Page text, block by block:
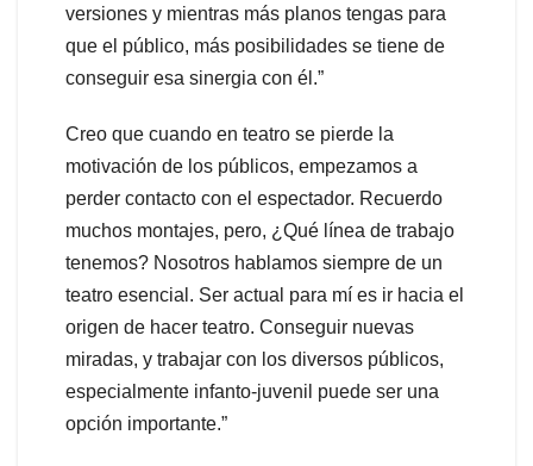
versiones y mientras más planos tengas para
que el público, más posibilidades se tiene de
conseguir esa sinergia con él.”
Creo que cuando en teatro se pierde la
motivación de los públicos, empezamos a
perder contacto con el espectador. Recuerdo
muchos montajes, pero, ¿Qué línea de trabajo
tenemos? Nosotros hablamos siempre de un
teatro esencial. Ser actual para mí es ir hacia el
origen de hacer teatro. Conseguir nuevas
miradas, y trabajar con los diversos públicos,
especialmente infanto-juvenil puede ser una
opción importante.”